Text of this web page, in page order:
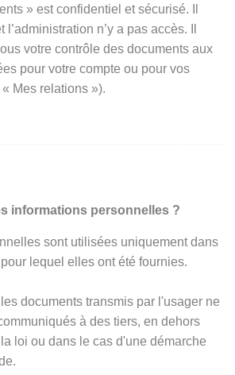
» est confidentiel et sécurisé. Il
n’y a pas accès. Il
votre contrôle des documents aux
pour votre compte ou pour vos
Mes relations »).
informations personnelles ?
sont utilisées uniquement dans
lequel elles ont été fournies.
documents transmis par l'usager ne
à des tiers, en dehors
loi ou dans le cas d'une démarche